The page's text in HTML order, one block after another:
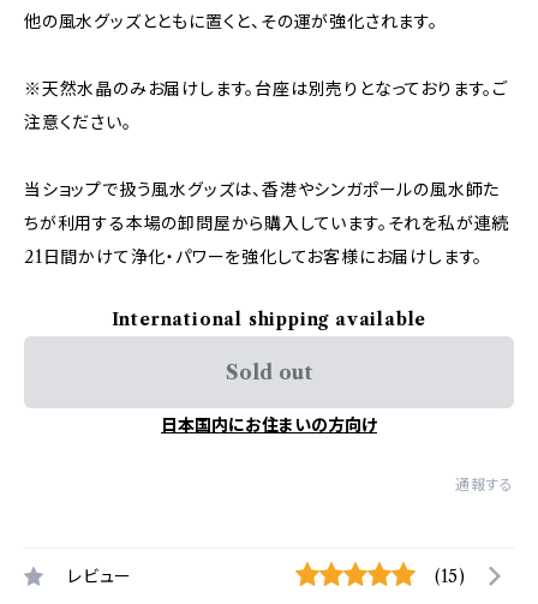
他の風水グッズとともに置くと、その運が強化されます。
※天然水晶のみお届けします。台座は別売りとなっております。ご
注意ください。
当ショップで扱う風水グッズは、香港やシンガポールの風水師た
ちが利用する本場の卸問屋から購入しています。それを私が連続
21日間かけて浄化・パワーを強化してお客様にお届けします。
International shipping available
Sold out
日本国内にお住まいの方向け
通報する
レビュー (15)